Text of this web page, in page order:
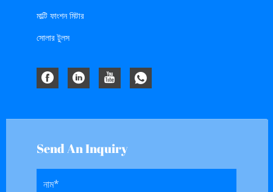
মাল্টি ফাংশন মিটার
সোলার টুলস
Send An Inquiry